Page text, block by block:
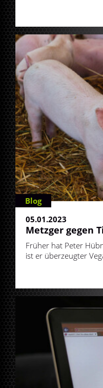
Blog
05.01.2023
Metzger gegen
Früher hat Peter
ist er überzeugter